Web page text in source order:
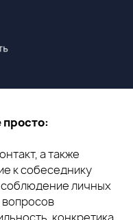
просто:
а также
к собеседнику
личных
вопросов
конкретика